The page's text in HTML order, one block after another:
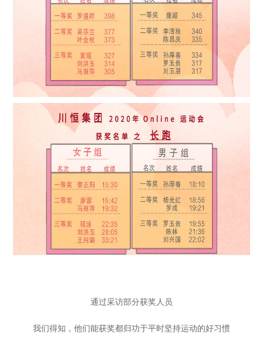
通过采访部分获奖人员
我们得知，他们能获奖都归功于平时坚持运动的好习惯